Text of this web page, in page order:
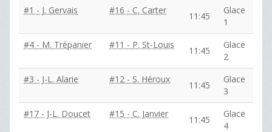
#1 - J. Gervais #16 - C. Carter
11:45
Glace
1
#4 - M. Trépanier
#11 - P. St-Louis
11:45
Glace
2
#3 - J-L. Alarie
#12 - S. Héroux
11:45
Glace
3
#17 - J-L. Doucet
#15 - C. Janvier
11:45
Glace
4